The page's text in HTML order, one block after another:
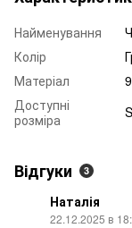
Найменування
Колір
Матеріал
Доступні
розміра
Відгуки 3
Наталія
22.12.2025 в